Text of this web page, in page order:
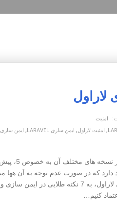
امنیت
, امنیت لاراول, ایمن سازی LARAVEL , ایمن سازی
تیم قدرتمند
دارد که در صورت عدم توجه به آن هها
قرار گیرد. در این مقاله ضمن تشریح ویژگی های امنیتی